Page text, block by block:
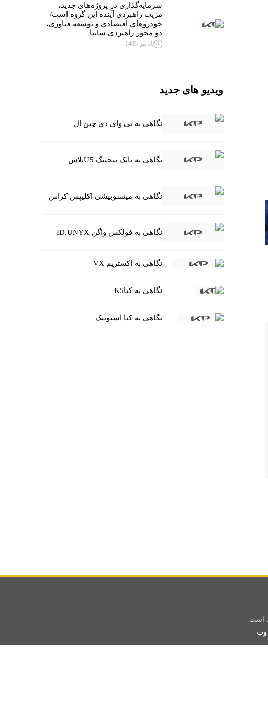
سرمایه‌گذاری در پروژه‌های جدید،
مزیت راهبردی آینده این گروه است/
خودروهای اقتصادی و توسعه فناوری،
دو محور راهبردی سایپا
30 تیر 1405
ویدیو های جدید
نگاهی به بی وای دی چین ال
نگاهی به بایک بیجینگ U5پلاس
نگاهی به میتسوبیشی اکلیپس کراس
نگاهی به فولکس واگن ID.UNYX
نگاهی به اکستریم VX
نگاهی به کیاK5
نگاهی به کیا استونیک
وب